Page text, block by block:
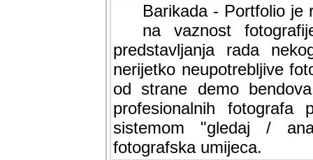
Barikada - Portfolio je
na vaznost
predstavljanja rada
nerijetko neupotrebljive
od strane demo
profesionalnih fotografa
sistemom "gledaj /
fotografska umijeca.